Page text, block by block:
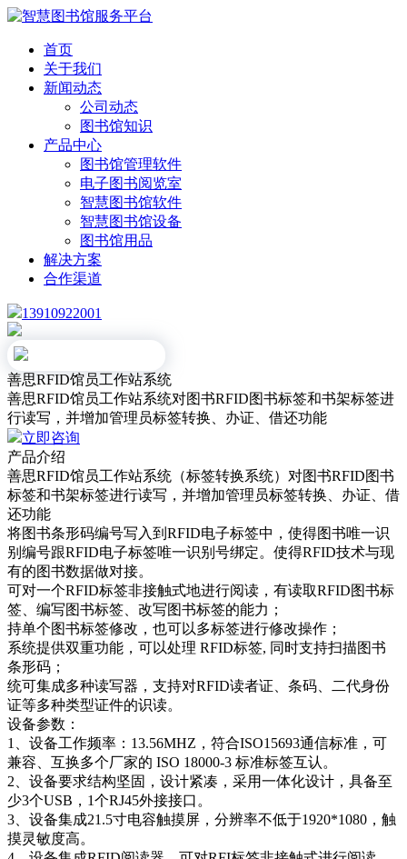
首页
关于我们
新闻动态
公司动态
图书馆知识
产品中心
图书馆管理软件
电子图书阅览室
智慧图书馆软件
智慧图书馆设备
图书馆用品
解决方案
合作渠道
13910922001
善思RFID馆员工作站系统
善思RFID馆员工作站系统对图书RFID图书标签和书架标签进
行读写，并增加管理员标签转换、办证、借还功能
立即咨询
产品介绍
善思RFID馆员工作站系统（标签转换系统）对图书RFID图书
标签和书架标签进行读写，并增加管理员标签转换、办证、借
还功能
将图书条形码编号写入到RFID电子标签中，使得图书唯一识
别编号跟RFID电子标签唯一识别号绑定。使得RFID技术与现
有的图书数据做对接。
可对一个RFID标签非接触式地进行阅读，有读取RFID图书标
签、编写图书标签、改写图书标签的能力；
持单个图书标签修改，也可以多标签进行修改操作；
系统提供双重功能，可以处理 RFID标签, 同时支持扫描图书
条形码；
统可集成多种读写器，支持对RFID读者证、条码、二代身份
证等多种类型证件的识读。
设备参数：
1、设备工作频率：13.56MHZ，符合ISO15693通信标准，可
兼容、互换多个厂家的 ISO 18000-3 标准标签互认。
2、设备要求结构坚固，设计紧凑，采用一体化设计，具备至
少3个USB，1个RJ45外接接口。
3、设备集成21.5寸电容触摸屏，分辨率不低于1920*1080，触
摸灵敏度高。